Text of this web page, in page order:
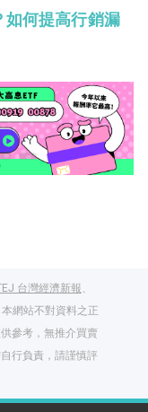
如何提高行銷漏
台灣經濟新報、
網站不對資料之正
參考，無推介買賣
行負責，請謹慎評